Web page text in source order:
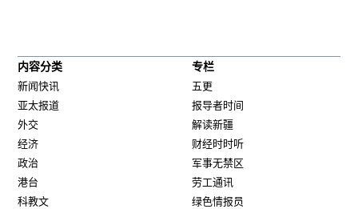
内容分类
新闻快讯
亚太报道
外交
经济
政治
港台
科教文
专栏
五更
报导者时间
解读新疆
财经时时听
军事无禁区
劳工通讯
绿色情报员